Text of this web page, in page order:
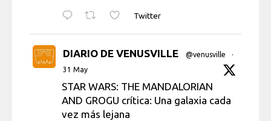
Twitter
DIARIO DE VENUSVILLE @venusville
·
31 May
STAR WARS: THE MANDALORIAN
AND GROGU crítica: Una galaxia cada
vez más lejana